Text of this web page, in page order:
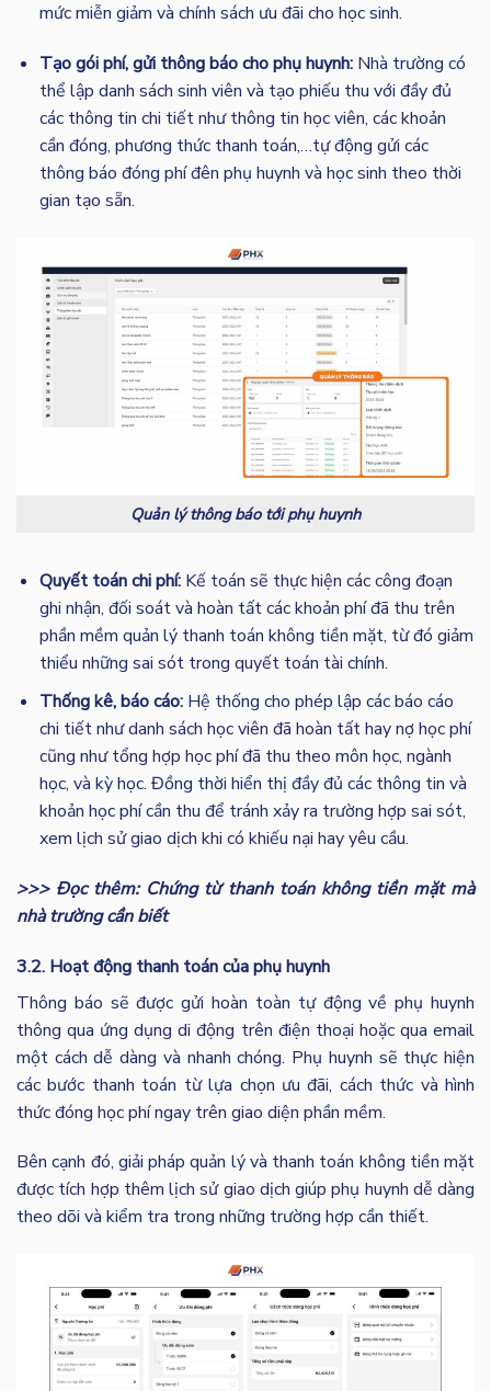
mức miễn giảm và chính sách ưu đãi cho học sinh.
Tạo gói phí, gửi thông báo cho phụ huynh: Nhà trường có
thể lập danh sách sinh viên và tạo phiếu thu với đầy đủ
các thông tin chi tiết như thông tin học viên, các khoản
cần đóng, phương thức thanh toán,…tự động gửi các
thông báo đóng phí đên phụ huynh và học sinh theo thời
gian tạo sẵn.
Quản lý thông báo tới phụ huynh
Quyết toán chi phí: Kế toán sẽ thực hiện các công đoạn
ghi nhận, đối soát và hoàn tất các khoản phí đã thu trên
phần mềm quản lý thanh toán không tiền mặt, từ đó giảm
thiểu những sai sót trong quyết toán tài chính.
Thống kê, báo cáo: Hệ thống cho phép lập các báo cáo
chi tiết như danh sách học viên đã hoàn tất hay nợ học phí
cũng như tổng hợp học phí đã thu theo môn học, ngành
học, và kỳ học. Đồng thời hiển thị đầy đủ các thông tin và
khoản học phí cần thu để tránh xảy ra trường hợp sai sót,
xem lịch sử giao dịch khi có khiếu nại hay yêu cầu.
>>> Đọc thêm: Chứng từ thanh toán không tiền mặt mà
nhà trường cần biết
3.2. Hoạt động thanh toán của phụ huynh
Thông báo sẽ được gửi hoàn toàn tự động về phụ huynh
thông qua ứng dụng di động trên điện thoại hoặc qua email
một cách dễ dàng và nhanh chóng. Phụ huynh sẽ thực hiện
các bước thanh toán từ lựa chọn ưu đãi, cách thức và hình
thức đóng học phí ngay trên giao diện phần mềm.
Bên cạnh đó, giải pháp quản lý và thanh toán không tiền mặt
được tích hợp thêm lịch sử giao dịch giúp phụ huynh dễ dàng
theo dõi và kiểm tra trong những trường hợp cần thiết.